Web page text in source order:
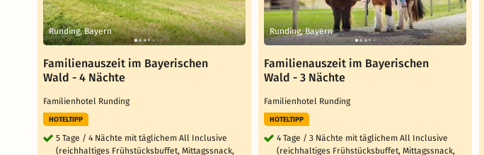
Runding, Bayern
Familienauszeit im Bayerischen
Wald - 4 Nächte
Familienhotel Runding
HOTELTIPP
5 Tage / 4 Nächte mit täglichem All Inclusive
(reichhaltiges Frühstücksbuffet, Mittagssnack,
Runding, Bayern
Familienauszeit im Bayerischen
Wald - 3 Nächte
Familienhotel Runding
HOTELTIPP
4 Tage / 3 Nächte mit täglichem All Inclusive
(reichhaltiges Frühstücksbuffet, Mittagssnack,